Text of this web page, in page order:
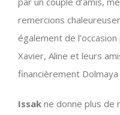
remercions
également de
Xavier, Aline et leurs
financièrement
Issak ne donne plus de